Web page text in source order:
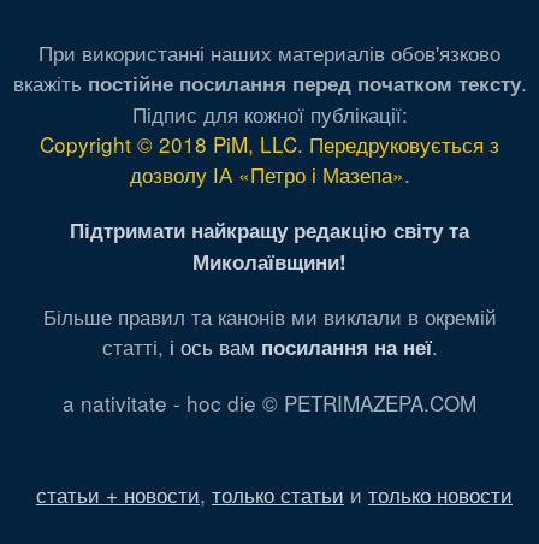
При використанні наших материалів обов'язково
вкажіть постійне посилання перед початком тексту.
Підпис для кожної публікації:
Copyright © 2018 PiM, LLC. Передруковується з
дозволу ІА «Петро і Мазепа».
Підтримати найкращу редакцію світу та
Миколаївщини!
Більше правил та канонів ми виклали в окремій
статті, і ось вам посилання на неї.
a nativitate - hoc die © PETRIMAZEPA.COM
статьи + новости, только статьи и только новости